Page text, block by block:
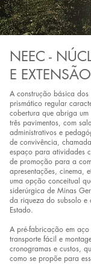
NEEC -
E
A construção básica dos
prismático regular
cobertura que abriga
três pavimentos, com
administrativos e
de convivência,
espaço para atividades
de promoção para a
apresentações, cinema,
uma opção conceitual
siderúrgica de Minas
da riqueza do subsolo
Estado.
A pré-fabricação em aço
transporte fácil e
cronogramas e custos,
como se propõe para